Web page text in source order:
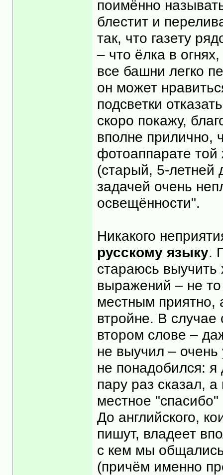
поимённо
блестит и
так, что газету
– что ёлка в
все башни легко
он может
подсветки
скоро покажу,
вполне прилично,
фотоаппарате
(старый, 5-летней
задачей очень
освещённости".
Никакого
русскому языку.
стараюсь выучить
выражений – не
местным
втройне. В
втором слове –
не выучил –
не понадобился:
пару раз сказал,
местное
До английского,
пишут, владеет
с кем мы
(причём именно